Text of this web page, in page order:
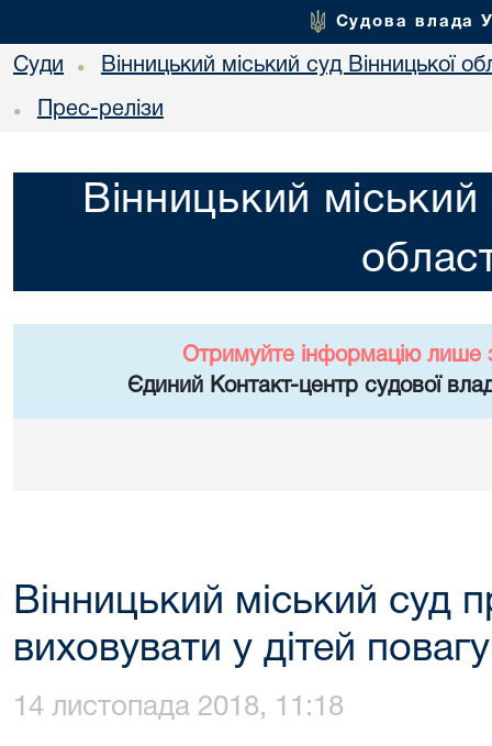
Судова влада
Суди • Вінницький міський суд Вінницької
• Прес-релізи
Вінницький міський
Отримуйте інформацію лише
Єдиний Контакт-центр судової
Вінницький міський суд
виховувати у дітей
14 листопада 2018, 11:18